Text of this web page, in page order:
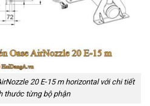
20 E-15 m horizontal với chi tiết
thước từng bộ phận